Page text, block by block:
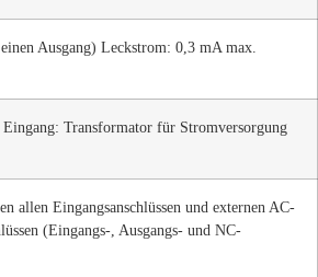
Ausgang) Leckstrom: 0,3 mA max.
Transformator für Stromversorgung
allen Eingangsanschlüssen und externen AC-
(Eingangs-, Ausgangs- und NC-